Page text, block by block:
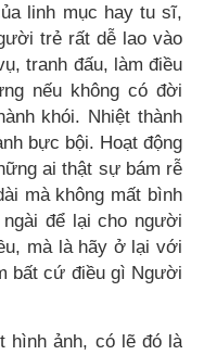
linh mục hay tu sĩ,
trẻ rất dễ lao vào
tranh đấu, làm điều
nếu không có đời
khói. Nhiệt thành
bực bội. Hoạt động
ai thật sự bám rễ
mà không mất bình
để lại cho người
mà là hãy ở lại với
bất cứ điều gì Người
hình ảnh, có lẽ đó là